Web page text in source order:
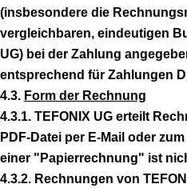
(insbesondere die
vergleichbaren, eindeutigen
UG) bei der Zahlung
entsprechend für Zahlungen
4.3. Form der Rechnung
4.3.1. TEFONIX UG erteilt
PDF-Datei per E-Mail oder
einer "Papierrechnung" ist
4.3.2. Rechnungen von